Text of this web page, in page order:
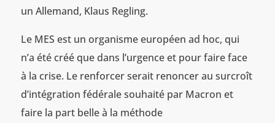
un Allemand, Klaus Regling.
Le MES est un organisme européen ad hoc, qui
n’a été créé que dans l’urgence et pour faire face
à la crise. Le renforcer serait renoncer au surcroît
d’intégration fédérale souhaité par Macron et
faire la part belle à la méthode